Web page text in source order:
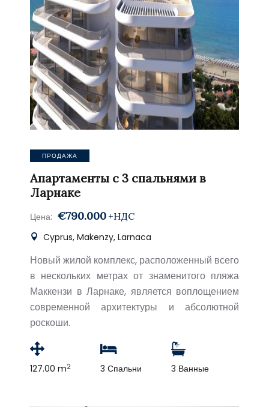
ПРОДАЖА
Апартаменты с 3 спальнями в
Ларнаке
Цена: €790.000 +НДС
Cyprus, Makenzy, Larnaca
Новый жилой комплекс, расположенный всего
в нескольких метрах от знаменитого пляжа
Маккензи в Ларнаке, является воплощением
современной архитектуры и абсолютной
роскоши.
127.00 m2 3 Спальни 3 Ванные